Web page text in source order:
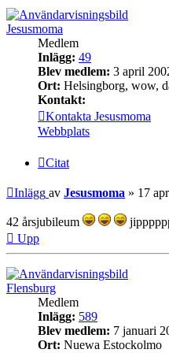
Jesusmoma
Medlem
Inlägg: 49
Blev medlem: 3 april
Ort: Helsingborg, wow,
Kontakt:
Kontakta Jesusmoma
Webbplats
Citat
Inlägg av Jesusmoma » 17
42 årsjubileum
Upp
Flensburg
Medlem
Inlägg: 589
Blev medlem: 7 januari
Ort: Nuewa Estockolmo